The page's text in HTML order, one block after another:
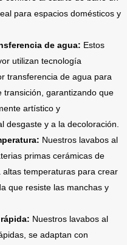
para espacios domésticos y
de agua: Estos
utilizan tecnología
transferencia de agua para
transición, garantizando que
artístico y
desgaste y a la decoloración.
Nuestros lavabos al
primas cerámicas de
temperaturas para crear
que resiste las manchas y
Nuestros lavabos al
se adaptan con